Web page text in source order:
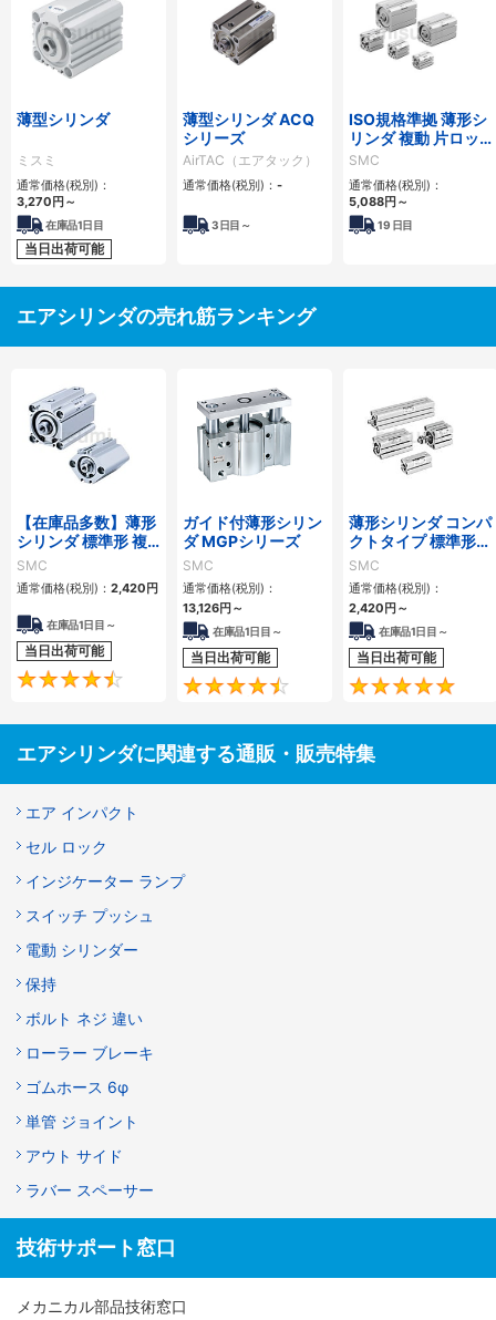
薄型シリンダ
ミスミ
通常価格(税別)：
3,270 円 ～
在庫品1日目
当日出荷可能
薄型シリンダ ACQ
シリーズ
AirTAC（エアタック）
通常価格(税別)： -
3日目～
ISO規格準拠 薄形シ
リンダ 複動 片ロッ
ド C55シリーズ
SMC
通常価格(税別)：
5,088円 ～
19 日目
エアシリンダの売れ筋ランキング
【在庫品多数】薄形
シリンダ 標準形 複
動・片ロッド CQ2
シリーズ
SMC
通常価格(税別)： 2,420 円
在庫品1日目～
当日出荷可能
4.5
ガイド付薄形シリン
ダ MGPシリーズ
SMC
通常価格(税別)：
13,126円 ～
在庫品1日目～
当日出荷可能
4.6
薄形シリンダ コンパ
クトタイプ 標準形
複動 片ロッド CQS
シリーズ
SMC
通常価格(税別)：
2,420 円 ～
在庫品1日目～
当日出荷可能
エアシリンダに関連する通販・販売特集
エア インパクト
セル ロック
インジケーター ランプ
スイッチ プッシュ
電動 シリンダー
保持
ボルト ネジ 違い
ローラー ブレーキ
ゴムホース 6φ
単管 ジョイント
アウト サイド
ラバー スペーサー
技術サポート窓口
メカニカル部品技術窓口